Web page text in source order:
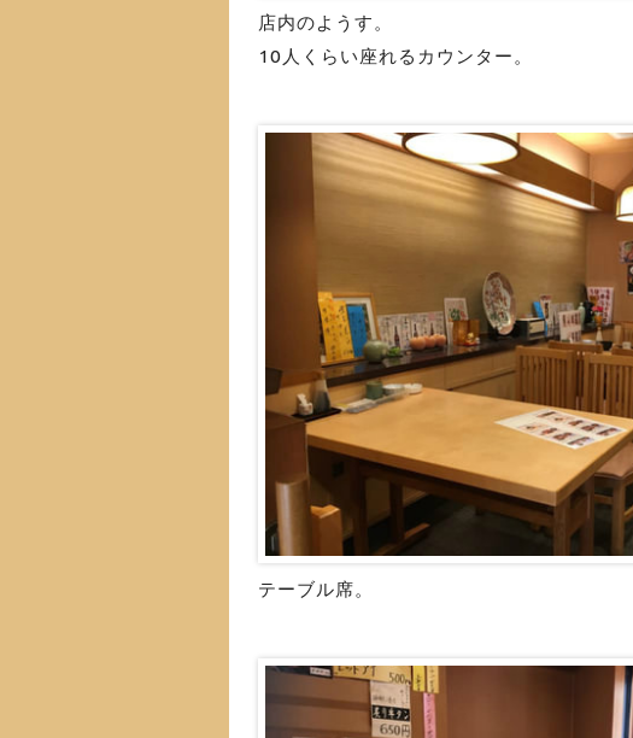
店内のようす。
10人くらい座れるカウンター。
テーブル席。